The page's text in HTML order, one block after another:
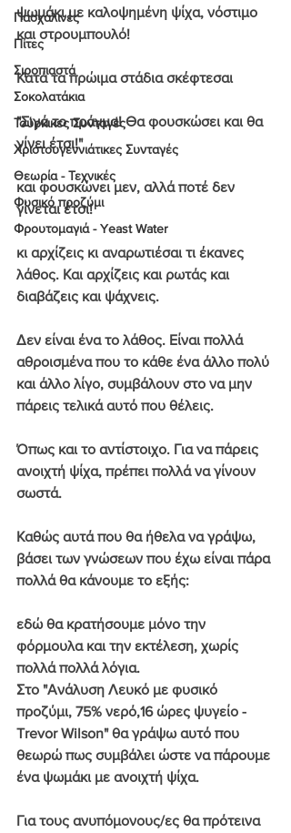
Πασχαλινές
Πίτες
Σιροπιαστά
Σοκολατάκια
Τούρκικες Συνταγές
Χριστουγεννιάτικες Συνταγές
Θεωρία - Τεχνικές
Φυσικό προζύμι
Φρουτομαγιά - Yeast Water
ψωμάκι με καλοψημένη ψίχα, νόστιμο
και στρουμπουλό!
Κατά τα πρώιμα στάδια σκέφτεσαι
"Σιγά το πράγμα! Θα φουσκώσει και θα
γίνει έτσι!"
και φουσκώνει μεν, αλλά ποτέ δεν
γίνεται έτσι!
κι αρχίζεις κι αναρωτιέσαι τι έκανες
λάθος. Και αρχίζεις και ρωτάς και
διαβάζεις και ψάχνεις.
Δεν είναι ένα το λάθος. Είναι πολλά
αθροισμένα που το κάθε ένα άλλο πολύ
και άλλο λίγο, συμβάλουν στο να μην
πάρεις τελικά αυτό που θέλεις.
Όπως και το αντίστοιχο. Για να πάρεις
ανοιχτή ψίχα, πρέπει πολλά να γίνουν
σωστά.
Καθώς αυτά που θα ήθελα να γράψω,
βάσει των γνώσεων που έχω είναι πάρα
πολλά θα κάνουμε το εξής:
εδώ θα κρατήσουμε μόνο την
φόρμουλα και την εκτέλεση, χωρίς
πολλά πολλά λόγια.
Στο "Ανάλυση Λευκό με φυσικό
προζύμι, 75% νερό,16 ώρες ψυγείο -
Trevor Wilson" θα γράψω αυτό που
θεωρώ πως συμβάλει ώστε να πάρουμε
ένα ψωμάκι με ανοιχτή ψίχα.
Για τους ανυπόμονους/ες θα πρότεινα